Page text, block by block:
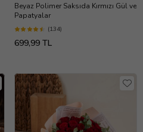
Beyaz Polimer Saksıda Kırmızı Gül ve
Papatyalar
(134)
699,99 TL